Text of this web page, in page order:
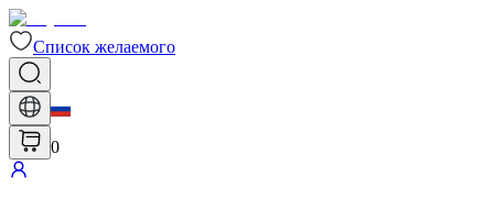
Список желаемого
0